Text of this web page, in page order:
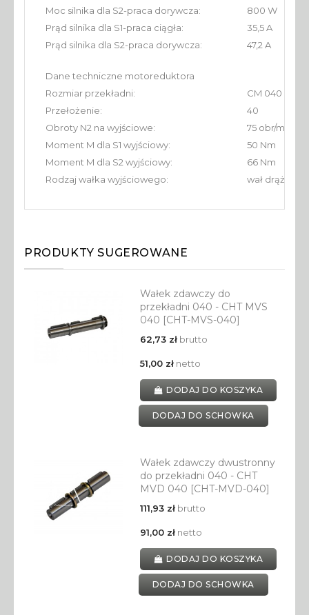
Moc silnika dla S2-praca dorywcza:
800 W
Prąd silnika dla S1-praca ciągła:
35,5 A
Prąd silnika dla S2-praca dorywcza:
47,2 A
Dane techniczne motoreduktora
Rozmiar przekładni:
CM 040 P71-
Przełożenie:
40
Obroty N2 na wyjściowe:
75 obr/min
Moment M dla S1 wyjściowy:
50 Nm
Moment M dla S2 wyjściowy:
66 Nm
Rodzaj wałka wyjściowego:
wał drążony
PRODUKTY SUGEROWANE
Wałek zdawczy do
przekładni 040 - CHT MVS
040 [CHT-MVS-040]
62,73 złbrutto
51,00 złnetto
DODAJ DO KOSZYKA
DODAJ DO SCHOWKA
Wałek zdawczy dwustronny
do przekładni 040 - CHT
MVD 040 [CHT-MVD-040]
111,93 złbrutto
91,00 złnetto
DODAJ DO KOSZYKA
DODAJ DO SCHOWKA